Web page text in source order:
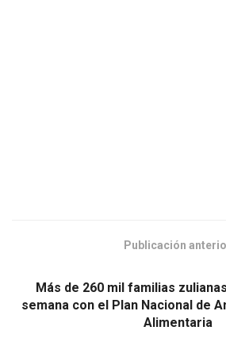
Publicación
Más de 260 mil familias
semana con el Plan Nacional de
Alimentaria